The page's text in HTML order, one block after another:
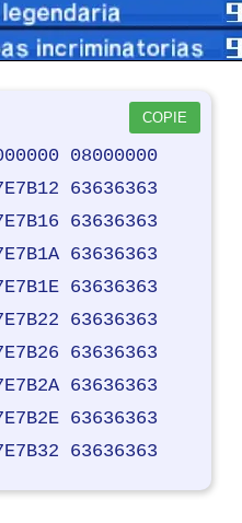
COPIE
08000000
63636363
63636363
63636363
63636363
63636363
63636363
63636363
63636363
63636363